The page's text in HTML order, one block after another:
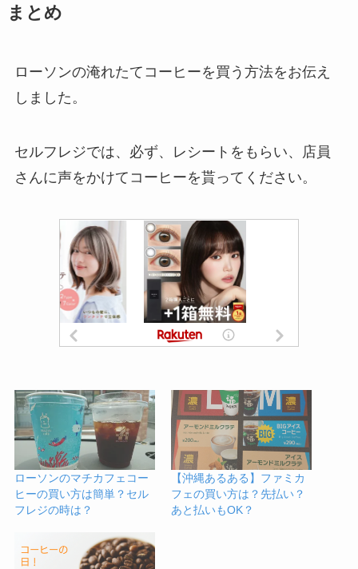
まとめ
ローソンの淹れたてコーヒーを買う方法をお伝え
しました。
セルフレジでは、必ず、レシートをもらい、店員
さんに声をかけてコーヒーを貰ってください。
ローソンのマチカフェコー
ヒーの買い方は簡単？セル
フレジの時は？
【沖縄あるある】ファミカ
フェの買い方は？先払い？
あと払いもOK？